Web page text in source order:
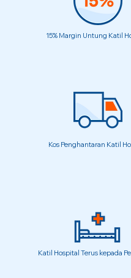
15% Margin Untung Katil
Kos Penghantaran Katil
Katil Hospital Terus kepada